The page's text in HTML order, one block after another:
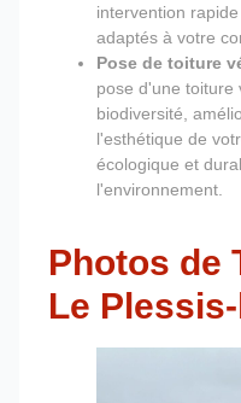
intervention
adaptés à votre
Pose de toiture
pose d'une toiture
biodiversité,
l'esthétique de
écologique et
l'environnement.
Photos de
Le